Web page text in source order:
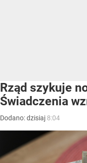
Rząd szykuje
Świadczenia
Dodano:dzisiaj 8:04